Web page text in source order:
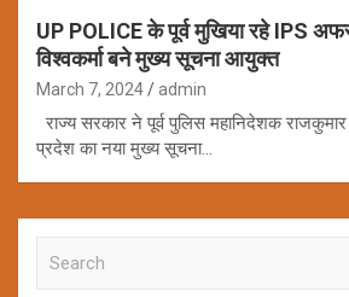
UP POLICE के पूर्व मुखिया रहे IPS
विश्वकर्मा बने मुख्य सूचना आयुक्त
March 7, 2024 admin
राज्य सरकार ने पूर्व पुलिस महानिदेशक राजकुमार
प्रदेश का नया मुख्य सूचना…